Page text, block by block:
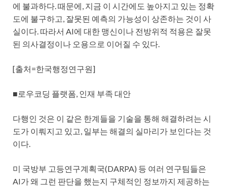
에 불과하다. 때문에, 지금 이 시간에도 높아지고 있는 정확
도에 불구하고, 잘못된 예측의 가능성이 상존하는 것이 사
실이다. 따라서 AI에 대한 맹신이나 전방위적 적용은 잘못
된 의사결정이나 오용으로 이어질 수 있다.
[출처=한국행정연구원]
■로우코딩 플랫폼, 인재 부족 대안
다행인 것은 이 같은 한계들을 기술을 통해 해결하려는 시
도가 이뤄지고 있고, 일부는 해결의 실마리가 보인다는 것
이다.
미 국방부 고등연구계획국(DARPA) 등 여러 연구팀들은
AI가 왜 그런 판단을 했는지 구체적인 정보까지 제공하는